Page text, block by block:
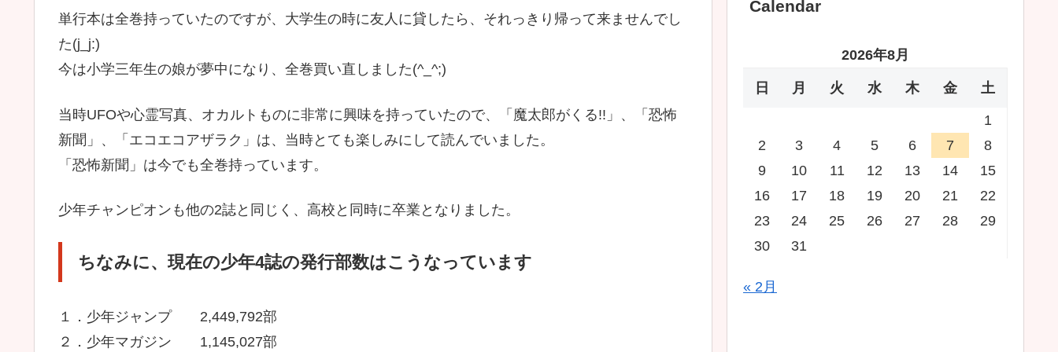
単行本は全巻持っていたのですが、大学生の時に友人に貸したら、それっきり帰って来ませんでし
た(j_j:)
今は小学三年生の娘が夢中になり、全巻買い直しました(^_^;)
当時UFOや心霊写真、オカルトものに非常に興味を持っていたので、「魔太郎がくる!!」、「恐怖
新聞」、「エコエコアザラク」は、当時とても楽しみにして読んでいました。
「恐怖新聞」は今でも全巻持っています。
少年チャンピオンも他の2誌と同じく、高校と同時に卒業となりました。
ちなみに、現在の少年4誌の発行部数はこうなっています
１．少年ジャンプ 2,449,792部
２．少年マガジン 1,145,027部
Calendar
2026年8月
日 月 火 水 木 金 土
1
2
3 4 5 6 7
8
9
10 11 12 13 14
15
16
17 18 19 20 21
22
23
24 25 26 27 28
29
30
31
« 2月